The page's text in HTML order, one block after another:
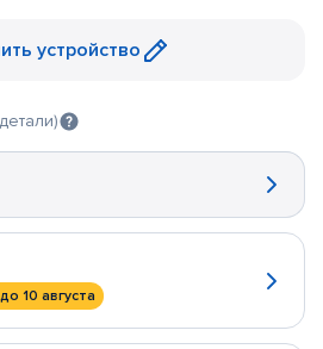
устройство
до 10 августа